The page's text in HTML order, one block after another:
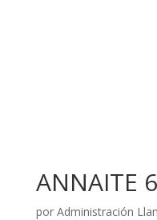
ANNAITE
por Administración